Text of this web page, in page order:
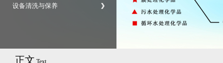
设备清洗与保养
正文 Text